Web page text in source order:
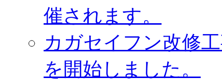
催されます。
カガセイフン改修
を開始しました。